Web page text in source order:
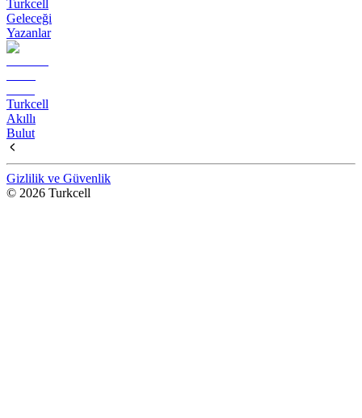
Turkcell
Geleceği
Yazanlar
Turkcell
Akıllı
Bulut
Gizlilik ve Güvenlik
© 2026 Turkcell